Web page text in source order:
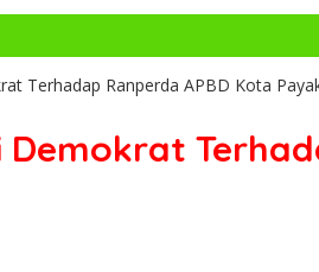
Terhadap Ranperda APBD Kota